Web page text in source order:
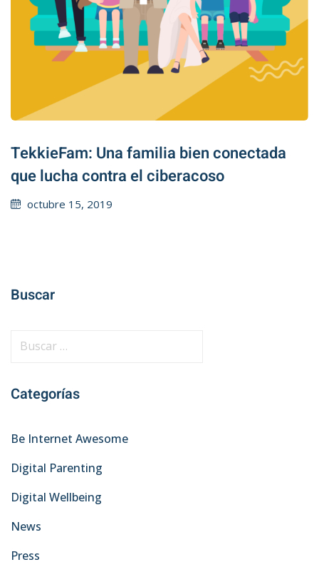
TekkieFam: Una familia bien conectada
que lucha contra el ciberacoso
Posted
octubre 15, 2019
Buscar
c
r
Categorías
Be Internet Awesome
Digital Parenting
Digital Wellbeing
News
Press